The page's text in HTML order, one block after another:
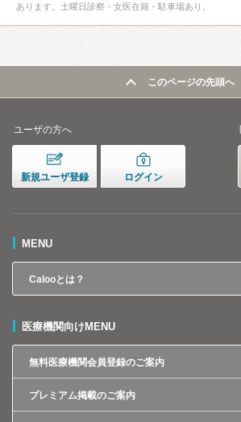
あります。土曜日診察・女医在籍・駐車場あり。
このページの先頭へ
ユーザの方へ
新規ユーザ登録 ログイン
MENU
Calooとは？
医療機関向けMENU
無料医療機関会員登録のご案内
プレミアム掲載のご案内